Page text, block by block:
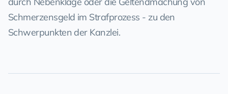
Schmerzensgeld im Strafprozess - zu den
Schwerpunkten der Kanzlei.